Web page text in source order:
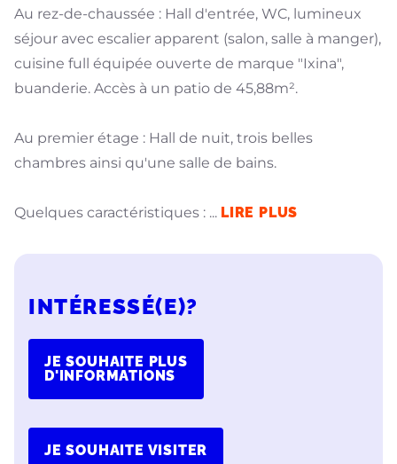
Au rez-de-chaussée : Hall d'entrée, WC, lumineux
séjour avec escalier apparent (salon, salle à manger),
cuisine full équipée ouverte de marque "Ixina",
buanderie. Accès à un patio de 45,88m².
Au premier étage : Hall de nuit, trois belles
chambres ainsi qu'une salle de bains.
Quelques caractéristiques : ... LIRE PLUS
INTÉRESSÉ(E)?
JE SOUHAITE PLUS
D'INFORMATIONS
JE SOUHAITE VISITER